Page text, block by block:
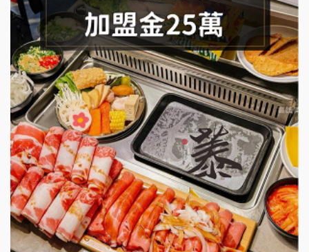
潮味決-湯滷專門店加盟說明會
鬍子茶加盟說明會
鮮茶道加盟說明會
微風亭鐵板燒加盟說明會
漫步藍咖啡加盟說明會
明石章魚燒加盟說明會
出櫃加盟說明會